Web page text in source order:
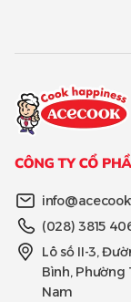
(028) 3815
Lô số II-3,
Bình, Phường
Nam